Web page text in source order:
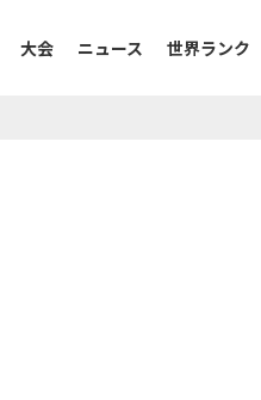
大会 ニュース 世界ランク